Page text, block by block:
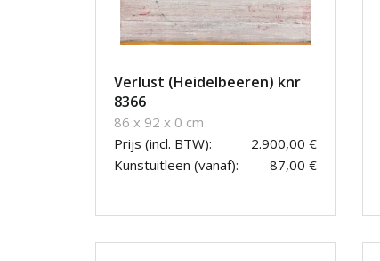
Verlust (Heidelbeeren) knr
8366
86 x 92 x 0 cm
Prijs (incl. BTW):
2.900,00 €
Kunstuitleen (vanaf):
87,00 €